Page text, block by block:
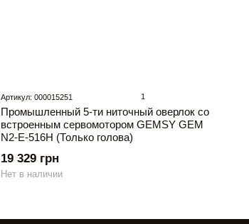
Артикул: 000015251 1
Промышленный 5-ти ниточный оверлок со
встроенным сервомотором GEMSY GEM
N2-E-516H (Только голова)
19 329 грн
Нет в наличии